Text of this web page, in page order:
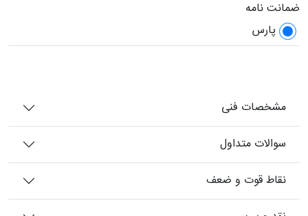
ضمانت نامه
پارس
مشخصات فنی
سوالات متداول
نقاط قوت و ضعف